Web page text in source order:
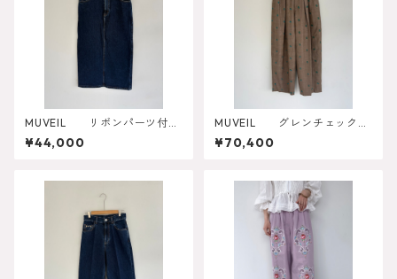
MUVEIL リボンパーツ付デ
ニムスカート MA262FS003
¥44,000
MUVEIL グレンチェックロ
ーズパンツ MA262FP003
¥70,400